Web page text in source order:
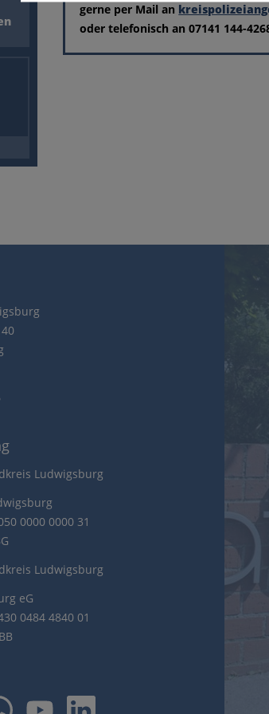
gerne per Mail an
oder telefonisch an 07141 144-
Ludwigsburg
0000 0000 31
Ludwigsburg
eG
0484 4840 01